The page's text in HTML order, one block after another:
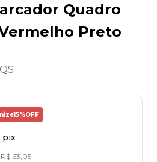
Quadro
Preto
15%OFF
pix
R$ 63,05